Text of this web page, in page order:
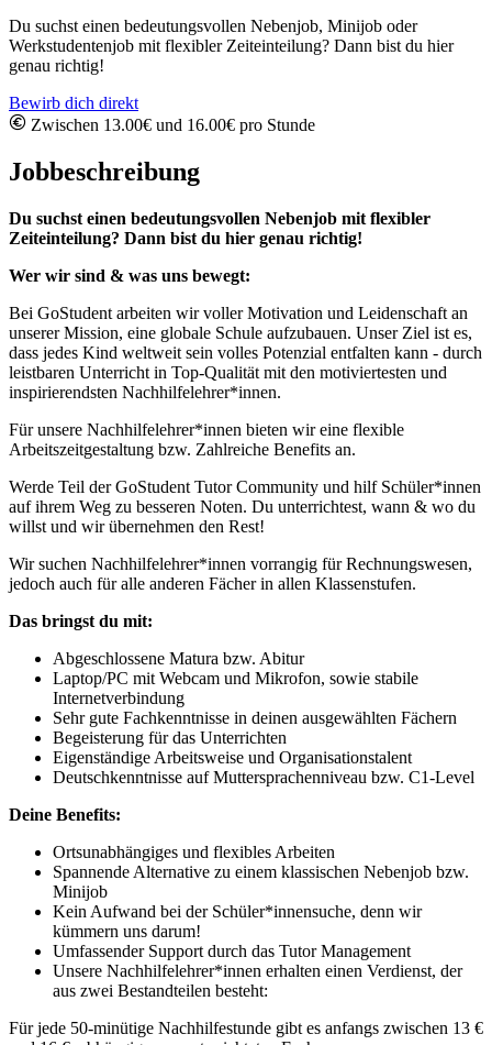
Du suchst einen bedeutungsvollen Nebenjob, Minijob oder
Werkstudentenjob mit flexibler Zeiteinteilung? Dann bist du hier
genau richtig!
Bewirb dich direkt
Zwischen 13.00€ und 16.00€ pro Stunde
Jobbeschreibung
Du suchst einen bedeutungsvollen Nebenjob mit flexibler
Zeiteinteilung? Dann bist du hier genau richtig!
Wer wir sind & was uns bewegt:
Bei GoStudent arbeiten wir voller Motivation und Leidenschaft an
unserer Mission, eine globale Schule aufzubauen. Unser Ziel ist es,
dass jedes Kind weltweit sein volles Potenzial entfalten kann - durch
leistbaren Unterricht in Top-Qualität mit den motiviertesten und
inspirierendsten Nachhilfelehrer*innen.
Für unsere Nachhilfelehrer*innen bieten wir eine flexible
Arbeitszeitgestaltung bzw. Zahlreiche Benefits an.
Werde Teil der GoStudent Tutor Community und hilf Schüler*innen
auf ihrem Weg zu besseren Noten. Du unterrichtest, wann & wo du
willst und wir übernehmen den Rest!
Wir suchen Nachhilfelehrer*innen vorrangig für Rechnungswesen,
jedoch auch für alle anderen Fächer in allen Klassenstufen.
Das bringst du mit:
Abgeschlossene Matura bzw. Abitur
Laptop/PC mit Webcam und Mikrofon, sowie stabile
Internetverbindung
Sehr gute Fachkenntnisse in deinen ausgewählten Fächern
Begeisterung für das Unterrichten
Eigenständige Arbeitsweise und Organisationstalent
Deutschkenntnisse auf Muttersprachenniveau bzw. C1-Level
Deine Benefits:
Ortsunabhängiges und flexibles Arbeiten
Spannende Alternative zu einem klassischen Nebenjob bzw.
Minijob
Kein Aufwand bei der Schüler*innensuche, denn wir
kümmern uns darum!
Umfassender Support durch das Tutor Management
Unsere Nachhilfelehrer*innen erhalten einen Verdienst, der
aus zwei Bestandteilen besteht:
Für jede 50-minütige Nachhilfestunde gibt es anfangs zwischen 13 €